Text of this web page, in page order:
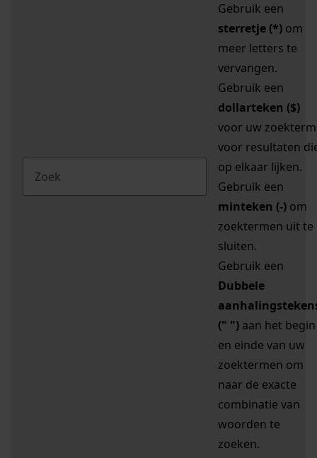
Gebruik een
sterretje (*) om
meer letters te
vervangen.
Gebruik een
dollarteken ($)
voor uw zoekterm
voor resultaten
op elkaar lijken.
Gebruik een
minteken (-) om
zoektermen uit te
sluiten.
Gebruik een
Dubbele
(" ") aan het begin
en einde van uw
zoektermen om
naar de exacte
combinatie van
woorden te
zoeken.